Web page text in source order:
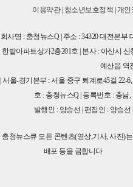
이용약관| 청소년보호정책 | 개인
회사명 : 충청뉴스Q | 주소 : 34320 대전본
한밭아파트상가2층201호 | 본사 : 아산시
예산읍 역
| 서울-경기본부 : 서울 중구 퇴계로45길 22-
호 : 충청뉴스Q | 등록번호 : 충남,
발행인 : 양승선 | 편집인 : 양승
충청뉴스큐 모든 콘텐츠(영상,기사, 사진)
배포 등